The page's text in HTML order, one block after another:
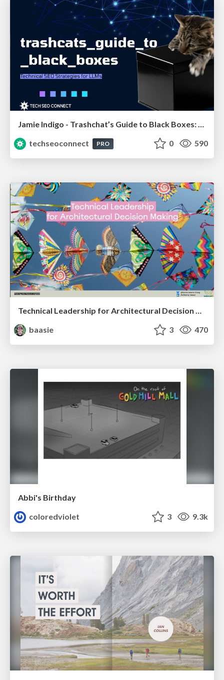
Jamie Indigo - Trashchat’s Guide to Black Boxes: Technical SEO Tactics for LLMs
techseoconnect
PRO 0 590
Technical Leadership for Architectural Decision Making
baasie
3 470
Abbi's Birthday
coloredviolet
3 9.3k